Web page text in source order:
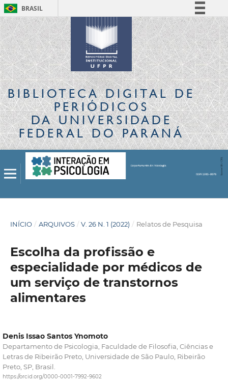
BRASIL
Simplifique!
Comunica BR
Participe
Acesso à informação
Legislação
Canais
BIBLIOTECA DIGITALDE
PERIÓDICOS
DA UNIVERSIDADE
FEDERAL DO PARANÁ
INÍCIO / ARQUIVOS / V. 26 N. 1 (2022) / Relatos de Pesquisa
Escolha da profissão e
especialidade por médicos de
um serviço de transtornos
alimentares
Denis Issao Santos Ynomoto
Departamento de Psicologia, Faculdade de Filosofia, Ciências e
Letras de Ribeirão Preto, Universidade de São Paulo, Ribeirão
Preto, SP, Brasil.
https://orcid.org/0000-0001-7992-9602